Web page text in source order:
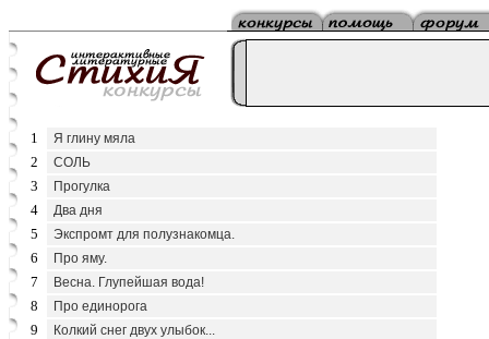
1 Я глину мяла
2 СОЛЬ
3 Прогулка
4 Два дня
5 Экспромт для полузнакомца.
6 Про яму.
7 Весна. Глупейшая вода!
8 Про единорога
9 Колкий снег двух улыбок...